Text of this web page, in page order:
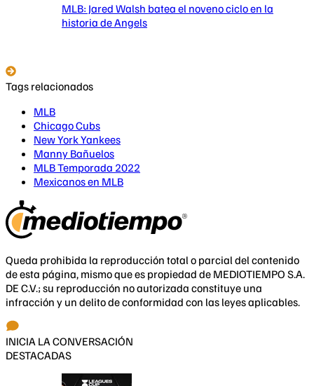
MLB: Jared Walsh batea el noveno ciclo en la
historia de Angels
Tags relacionados
MLB
Chicago Cubs
New York Yankees
Manny Bañuelos
MLB Temporada 2022
Mexicanos en MLB
Queda prohibida la reproducción total o parcial del contenido
de esta página, mismo que es propiedad de MEDIOTIEMPO S.A.
DE C.V.; su reproducción no autorizada constituye una
infracción y un delito de conformidad con las leyes aplicables.
INICIA LA CONVERSACIÓN
DESTACADAS